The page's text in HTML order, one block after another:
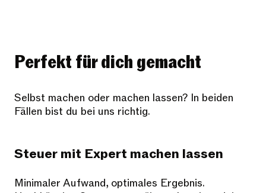
Perfekt für dich gemacht
Selbst machen oder machen lassen? In beiden
Fällen bist du bei uns richtig.
Steuer mit Expert machen lassen
Minimaler Aufwand, optimales Ergebnis.